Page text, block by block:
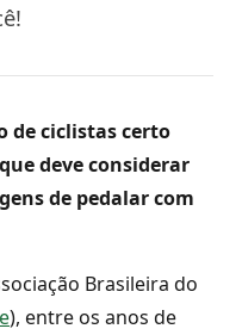
de ciclistas certo
deve considerar
de pedalar com
Brasileira do
), entre os anos de